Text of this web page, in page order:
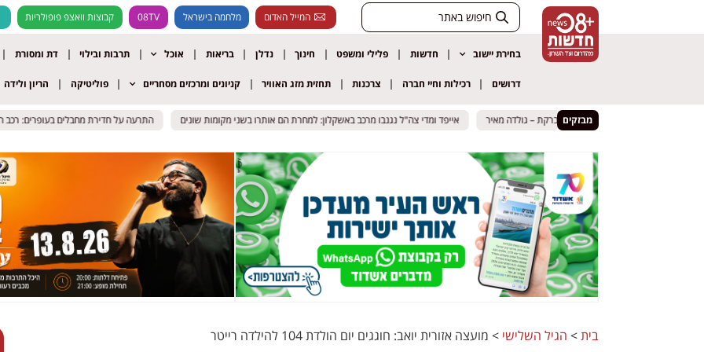
המייל האדום מלחמה בישראל 08TV קבוצות וואצפ פופולריות
בחירת יישוב חדשות פלילי ומשפט חינוך נדלן בריאות אוכל תרבות ובילוי דת ומסורת
דרושים רכילות וחיי חברה צרכנות תחזית מזג האוויר קניונים ומרכזים מסחריים פוליטיקה הריון ולידה
מבזקים
המבנה שנבנה מתחת לצומת ברקת – גולדה מאיר אייפד ומדי צה"ל נגנבו מרכב באשקלון: למחרת הם אותרו בשני מקומות שונים המבנה שנבנה מתחת לצומת ברקת – גולדה מאיר אייפד ומדי צה"ל נגנבו מרכב באשקלון: למחרת הם אותרו בשני מקומות שונים התרעה על חדירת מחבלים בעופרים: רכב
התרעה על חדירת מחבלים בעופרים: רכב
בית> הגיל השלישי > מועצה אזורית יואב: חוגגים יום הולדת 104 להילדה רייטר